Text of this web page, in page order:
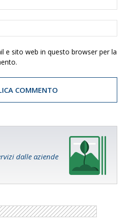
e sito web in questo browser per la
dalle aziende